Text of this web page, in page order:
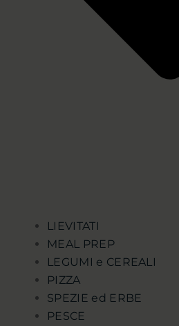
LIEVITATI
MEAL PREP
LEGUMI e CEREALI
PIZZA
SPEZIE ed ERBE
PESCE